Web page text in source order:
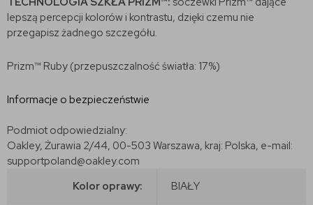
lepszą percepcji kolorów i kontrastu, dzięki czemu nie
przegapisz żadnego szczegółu.
Prizm™ Ruby (przepuszczalność światła: 17%)
Informacje o bezpieczeństwie
Podmiot odpowiedzialny:
Oakley, Żurawia 2/44, 00-503 Warszawa, kraj: Polska, e-mail:
supportpoland@oakley.com
Kolor oprawy:
BIAŁY